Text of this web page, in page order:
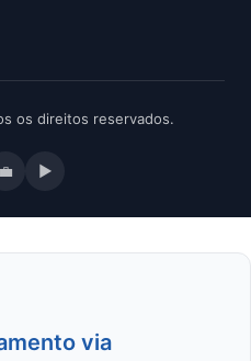
os direitos reservados.
💼 ▶
via